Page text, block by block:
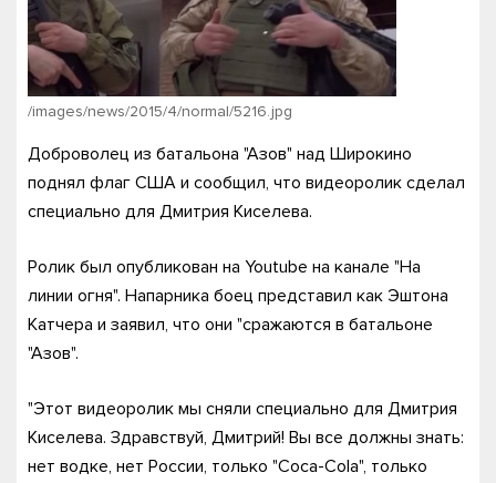
/images/news/2015/4/normal/5216.jpg
Доброволец из батальона "Азов" над Широкино
поднял флаг США и сообщил, что видеоролик сделал
специально для Дмитрия Киселева.
Ролик был опубликован на Youtube на канале "На
линии огня". Напарника боец представил как Эштона
Катчера и заявил, что они "сражаются в батальоне
"Азов".
"Этот видеоролик мы сняли специально для Дмитрия
Киселева. Здравствуй, Дмитрий! Вы все должны знать:
нет водке, нет России, только "Coca-Cola", только